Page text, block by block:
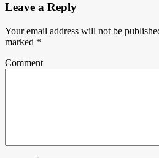
Leave a Reply
Your email address will not be
marked *
Comment